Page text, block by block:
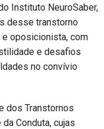
Instituto NeuroSaber,
desse transtorno
oposicionista, com
e desafios
no convívio
dos Transtornos
Conduta, cujas